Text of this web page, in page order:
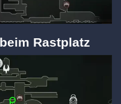
Rastplatz